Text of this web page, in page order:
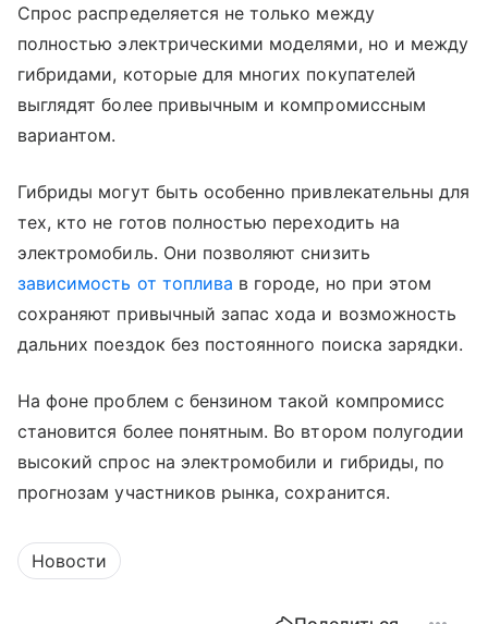
Спрос распределяется не только между
полностью электрическими моделями, но и между
гибридами, которые для многих покупателей
выглядят более привычным и компромиссным
вариантом.
Гибриды могут быть особенно привлекательны для
тех, кто не готов полностью переходить на
электромобиль. Они позволяют снизить
зависимость от топлива в городе, но при этом
сохраняют привычный запас хода и возможность
дальних поездок без постоянного поиска зарядки.
На фоне проблем с бензином такой компромисс
становится более понятным. Во втором полугодии
высокий спрос на электромобили и гибриды, по
прогнозам участников рынка, сохранится.
Новости